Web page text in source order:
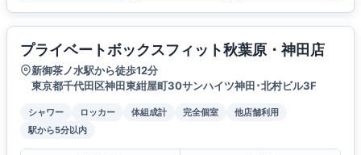
プライベートボックスフィット秋葉原・神田店
新御茶ノ水駅から徒歩12分
東京都千代田区神田東紺屋町30サンハイツ神田･北村ビル3F
シャワー ロッカー 体組成計 完全個室
他店舗利用
駅から5分以内